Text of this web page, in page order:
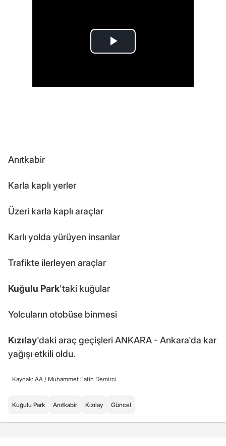
Anıtkabir
Karla kaplı yerler
Üzeri karla kaplı araçlar
Karlı yolda yürüyen insanlar
Trafikte ilerleyen araçlar
Kuğulu Park'taki kuğular
Yolcuların otobüse binmesi
Kızılay'daki araç geçişleri ANKARA - Ankara'da kar
yağışı etkili oldu.
Kaynak: AA / Muhammet Fatih Demirci
Kuğulu Park Anıtkabir Kızılay Güncel